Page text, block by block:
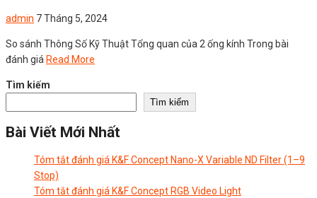
admin 7 Tháng 5, 2024
So sánh Thông Số Kỹ Thuật Tổng quan của 2 ống kính Trong bài
đánh giá Read More
Tìm kiếm
Tìm kiếm
Bài Viết Mới Nhất
Tóm tắt đánh giá K&F Concept Nano-X Variable ND Filter (1–9
Stop)
Tóm tắt đánh giá K&F Concept RGB Video Light